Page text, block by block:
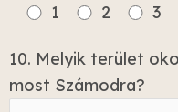
1
2 3
10. Melyik terület
most Számodra?